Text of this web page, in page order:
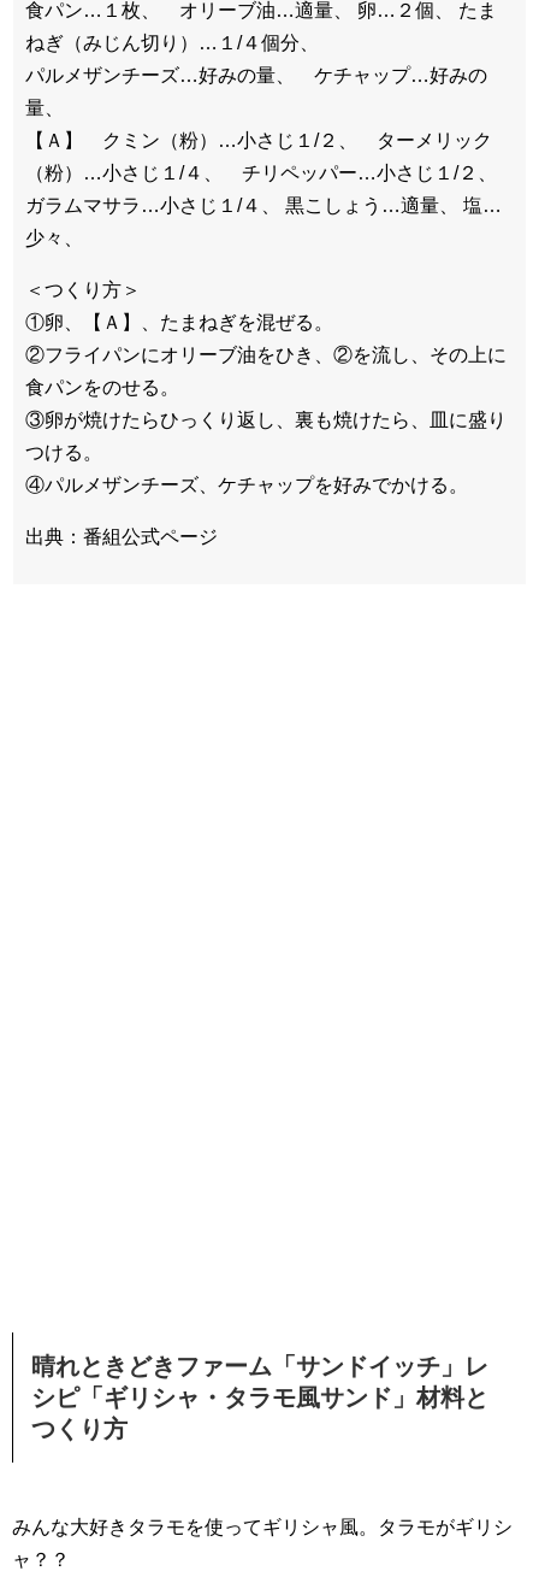
食パン…１枚、 オリーブ油…適量、 卵…２個、 たま
ねぎ（みじん切り）…１/４個分、
パルメザンチーズ…好みの量、 ケチャップ…好みの
量、
【Ａ】 クミン（粉）…小さじ１/２、 ターメリック
（粉）…小さじ１/４、 チリペッパー…小さじ１/２、
ガラムマサラ…小さじ１/４、 黒こしょう…適量、 塩…
少々、
＜つくり方＞
①卵、【Ａ】、たまねぎを混ぜる。
②フライパンにオリーブ油をひき、②を流し、その上に
食パンをのせる。
③卵が焼けたらひっくり返し、裏も焼けたら、皿に盛り
つける。
④パルメザンチーズ、ケチャップを好みでかける。
出典：番組公式ページ
晴れときどきファーム「サンドイッチ」レ
シピ「ギリシャ・タラモ風サンド」材料と
つくり方
みんな大好きタラモを使ってギリシャ風。タラモがギリシ
ャ？？